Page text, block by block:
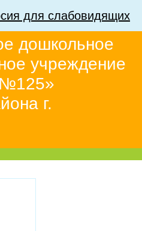
для слабовидящих
дошкольное
учреждение
№125»
г.